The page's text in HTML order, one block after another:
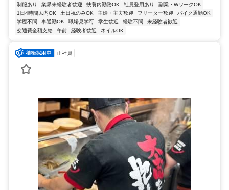
制服あり 業界未経験者歓迎 扶養内勤務OK 社員登用あり
副業・WワークOK
1日4時間以内OK
土日祝のみOK 主婦・主夫歓迎 フリーター歓迎
バイク通勤OK
学歴不問
車通勤OK 職場見学可 学生歓迎 経験不問
未経験者歓迎
交通費全額支給
午前 経験者歓迎 ネイルOK
正社員